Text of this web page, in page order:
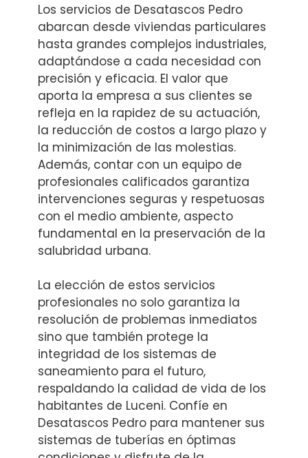
Los servicios de Desatascos Pedro
abarcan desde viviendas particulares
hasta grandes complejos industriales,
adaptándose a cada necesidad con
precisión y eficacia. El valor que
aporta la empresa a sus clientes se
refleja en la rapidez de su actuación,
la reducción de costos a largo plazo y
la minimización de las molestias.
Además, contar con un equipo de
profesionales calificados garantiza
intervenciones seguras y respetuosas
con el medio ambiente, aspecto
fundamental en la preservación de la
salubridad urbana.
La elección de estos servicios
profesionales no solo garantiza la
resolución de problemas inmediatos
sino que también protege la
integridad de los sistemas de
saneamiento para el futuro,
respaldando la calidad de vida de los
habitantes de Luceni. Confíe en
Desatascos Pedro para mantener sus
sistemas de tuberías en óptimas